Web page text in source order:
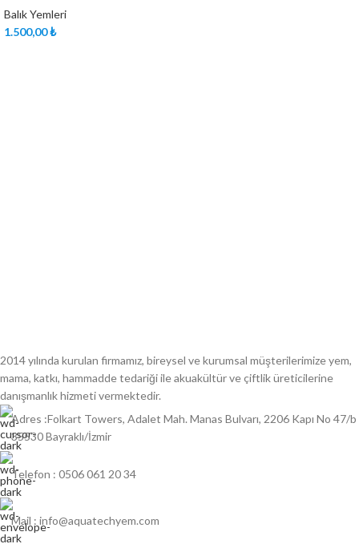
Balık Yemleri
₺
2014 yılında kurulan firmamız, bireysel ve kurumsal müşterilerimize yem,
mama, katkı, hammadde tedariği ile akuakültür ve çiftlik üreticilerine
danışmanlık hizmeti vermektedir.
Adres :Folkart Towers, Adalet Mah. Manas Bulvarı, 2206 Kapı No 47/b
35530 Bayraklı/İzmir
Telefon : 0506 061 20 34
Mail : info@aquatechyem.com